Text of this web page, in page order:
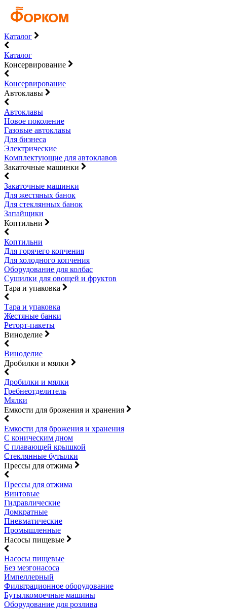
Каталог
Каталог
Консервирование
Консервирование
Автоклавы
Автоклавы
Новое поколение
Газовые автоклавы
Для бизнеса
Электрические
Комплектующие для автоклавов
Закаточные машинки
Закаточные машинки
Для жестяных банок
Для стеклянных банок
Запайщики
Коптильни
Коптильни
Для горячего копчения
Для холодного копчения
Оборудование для колбас
Сушилки для овощей и фруктов
Тара и упаковка
Тара и упаковка
Жестяные банки
Реторт-пакеты
Виноделие
Виноделие
Дробилки и мялки
Дробилки и мялки
Гребнеотделитель
Мялки
Емкости для брожения и хранения
Емкости для брожения и хранения
С коническим дном
С плавающей крышкой
Стеклянные бутылки
Прессы для отжима
Прессы для отжима
Винтовые
Гидравлические
Домкратные
Пневматические
Промышленные
Насосы пищевые
Насосы пищевые
Без мезгонасоса
Импеллерный
Фильтрационное оборудование
Бутылкомоечные машины
Оборудование для розлива